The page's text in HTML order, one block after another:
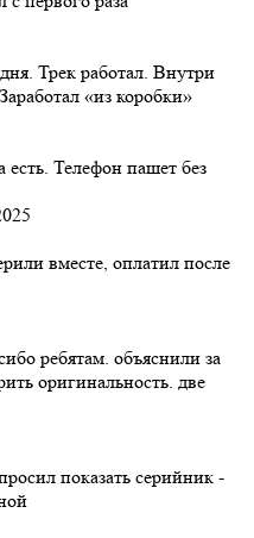
Трек работал. Внутри
«из коробки»
Телефон пашет без
вместе, оплатил после
ребятам. объяснили за
оригинальность. две
показать серийник -